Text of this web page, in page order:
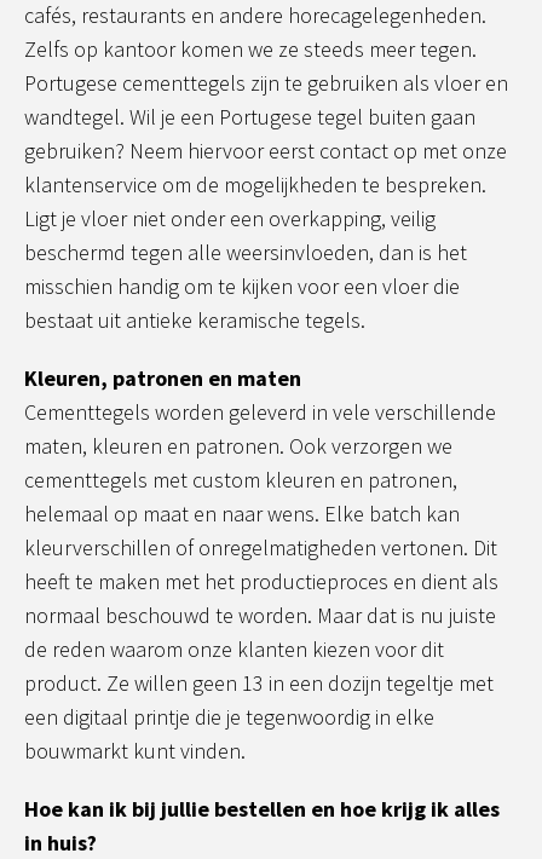
cafés, restaurants en andere horecagelegenheden.
Zelfs op kantoor komen we ze steeds meer tegen.
Portugese cementtegels zijn te gebruiken als vloer en
wandtegel. Wil je een Portugese tegel buiten gaan
gebruiken? Neem hiervoor eerst contact op met onze
klantenservice om de mogelijkheden te bespreken.
Ligt je vloer niet onder een overkapping, veilig
beschermd tegen alle weersinvloeden, dan is het
misschien handig om te kijken voor een vloer die
bestaat uit antieke keramische tegels.
Kleuren, patronen en maten
Cementtegels worden geleverd in vele verschillende
maten, kleuren en patronen. Ook verzorgen we
cementtegels met custom kleuren en patronen,
helemaal op maat en naar wens. Elke batch kan
kleurverschillen of onregelmatigheden vertonen. Dit
heeft te maken met het productieproces en dient als
normaal beschouwd te worden. Maar dat is nu juiste
de reden waarom onze klanten kiezen voor dit
product. Ze willen geen 13 in een dozijn tegeltje met
een digitaal printje die je tegenwoordig in elke
bouwmarkt kunt vinden.
Hoe kan ik bij jullie bestellen en hoe krijg ik alles
in huis?